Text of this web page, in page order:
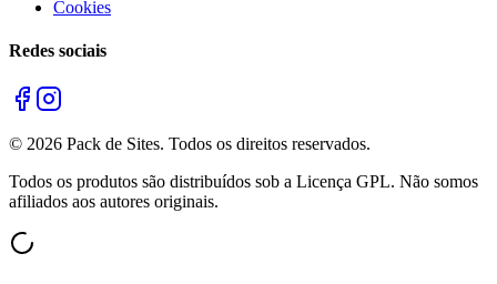
Cookies
Redes sociais
© 2026 Pack de Sites. Todos os direitos reservados.
Todos os produtos são distribuídos sob a Licença GPL. Não somos
afiliados aos autores originais.